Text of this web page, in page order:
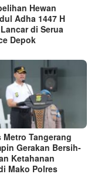
Hewan
Adha 1447 H
di Serua
Depok
Metro Tangerang
Gerakan Bersih-
Ketahanan
Mako Polres